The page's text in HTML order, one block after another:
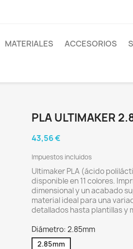
MATERIALES ACCESORIOS
PLA ULTIMAKER
43,56 €
Impuestos incluidos
Ultimaker PLA (ácido
disponible en 11 colores.
dimensional y un acabado
material ideal para una
detallados hasta plantillas y
Diámetro: 2.85mm
2.85mm